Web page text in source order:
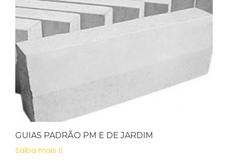
GUIAS PADRÃO PM E DE JARDIM
Saiba mais